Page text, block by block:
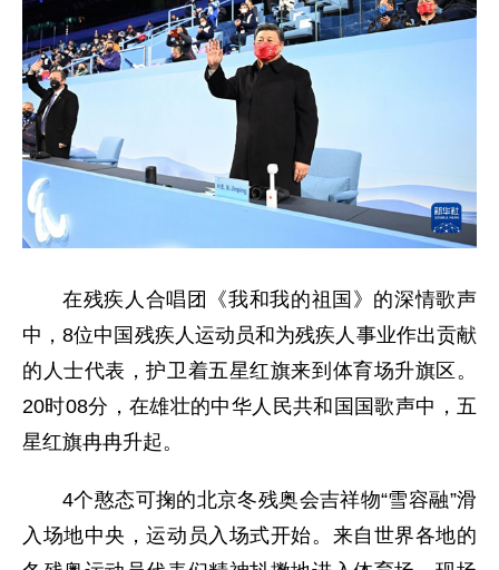
在残疾人合唱团《我和我的祖国》的深情歌声
中，8位中国残疾人运动员和为残疾人事业作出贡献
的人士代表，护卫着五星红旗来到体育场升旗区。
20时08分，在雄壮的中华人民共和国国歌声中，五
星红旗冉冉升起。
4个憨态可掬的北京冬残奥会吉祥物“雪容融”滑
入场地中央，运动员入场式开始。来自世界各地的